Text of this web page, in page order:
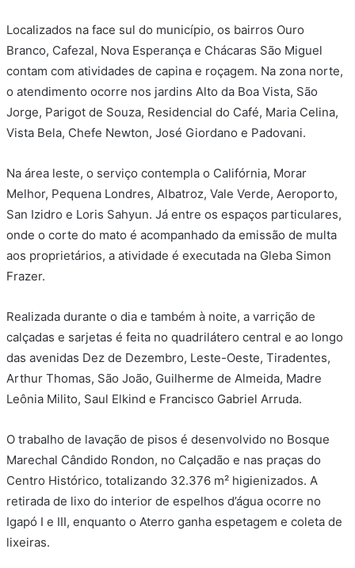
Localizados na face sul do município, os bairros Ouro
Branco, Cafezal, Nova Esperança e Chácaras São Miguel
contam com atividades de capina e roçagem. Na zona norte,
o atendimento ocorre nos jardins Alto da Boa Vista, São
Jorge, Parigot de Souza, Residencial do Café, Maria Celina,
Vista Bela, Chefe Newton, José Giordano e Padovani.
Na área leste, o serviço contempla o Califórnia, Morar
Melhor, Pequena Londres, Albatroz, Vale Verde, Aeroporto,
San Izidro e Loris Sahyun. Já entre os espaços particulares,
onde o corte do mato é acompanhado da emissão de multa
aos proprietários, a atividade é executada na Gleba Simon
Frazer.
Realizada durante o dia e também à noite, a varrição de
calçadas e sarjetas é feita no quadrilátero central e ao longo
das avenidas Dez de Dezembro, Leste-Oeste, Tiradentes,
Arthur Thomas, São João, Guilherme de Almeida, Madre
Leônia Milito, Saul Elkind e Francisco Gabriel Arruda.
O trabalho de lavação de pisos é desenvolvido no Bosque
Marechal Cândido Rondon, no Calçadão e nas praças do
Centro Histórico, totalizando 32.376 m² higienizados. A
retirada de lixo do interior de espelhos d’água ocorre no
Igapó I e III, enquanto o Aterro ganha espetagem e coleta de
lixeiras.